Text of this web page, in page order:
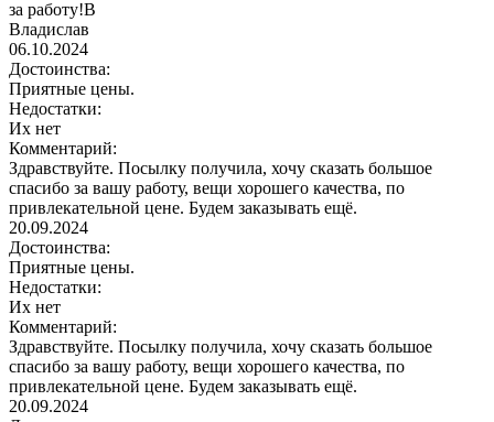
за работу!В
Владислав
06.10.2024
Достоинства:
Приятные цены.
Недостатки:
Их нет
Комментарий:
Здравствуйте. Посылку получила, хочу сказать большое
спасибо за вашу работу, вещи хорошего качества, по
привлекательной цене. Будем заказывать ещё.
20.09.2024
Достоинства:
Приятные цены.
Недостатки:
Их нет
Комментарий:
Здравствуйте. Посылку получила, хочу сказать большое
спасибо за вашу работу, вещи хорошего качества, по
привлекательной цене. Будем заказывать ещё.
20.09.2024